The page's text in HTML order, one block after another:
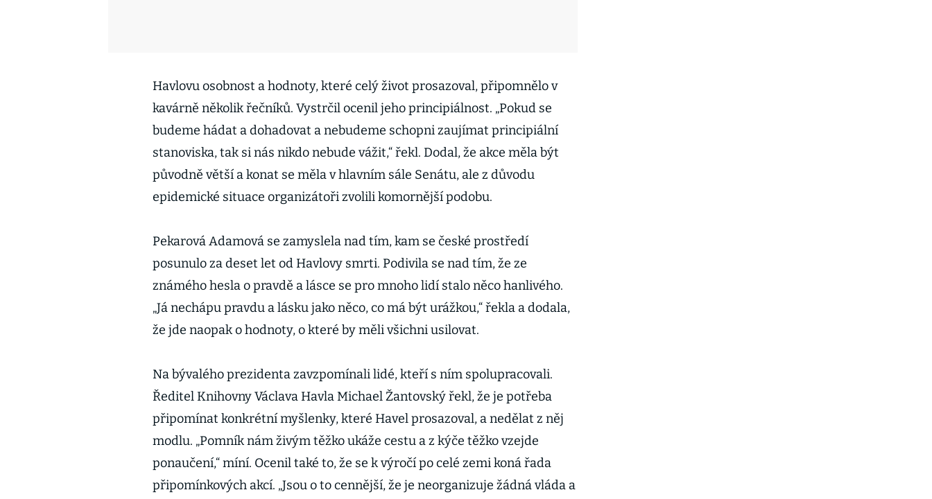
Havlovu osobnost a hodnoty, které celý život prosazoval, připomnělo v
kavárně několik řečníků. Vystrčil ocenil jeho principiálnost. „Pokud se
budeme hádat a dohadovat a nebudeme schopni zaujímat principiální
stanoviska, tak si nás nikdo nebude vážit,“ řekl. Dodal, že akce měla být
původně větší a konat se měla v hlavním sále Senátu, ale z důvodu
epidemické situace organizátoři zvolili komornější podobu.
Pekarová Adamová se zamyslela nad tím, kam se české prostředí
posunulo za deset let od Havlovy smrti. Podivila se nad tím, že ze
známého hesla o pravdě a lásce se pro mnoho lidí stalo něco hanlivého.
„Já nechápu pravdu a lásku jako něco, co má být urážkou,“ řekla a dodala,
že jde naopak o hodnoty, o které by měli všichni usilovat.
Na bývalého prezidenta zavzpomínali lidé, kteří s ním spolupracovali.
Ředitel Knihovny Václava Havla Michael Žantovský řekl, že je potřeba
připomínat konkrétní myšlenky, které Havel prosazoval, a nedělat z něj
modlu. „Pomník nám živým těžko ukáže cestu a z kýče těžko vzejde
ponaučení,“ míní. Ocenil také to, že se k výročí po celé zemi koná řada
připomínkových akcí. „Jsou o to cennější, že je neorganizuje žádná vláda a